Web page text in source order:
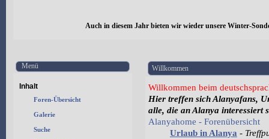
Auch in diesem Jahr bieten wir wieder unsere Winter-
Menü
Inhalt
Foren-Übersicht
Galerie
Suche
Willkommen
Willkommen beim
Hier treffen sich Alanyafans,
alle, die an Alanya interessiert
Alanyahome - Forenübersicht
Urlaub in Alanya -